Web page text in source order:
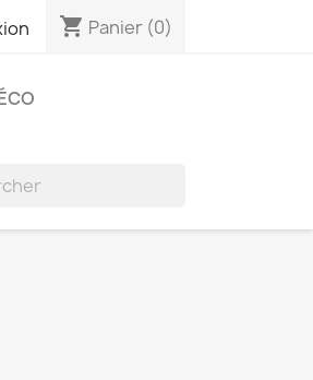
shopping_cart Panier (0)